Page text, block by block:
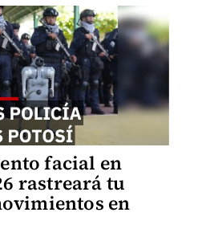
facial en
rastreará tu
en